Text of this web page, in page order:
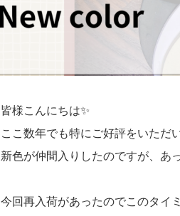
皆様こんにちは✨
ここ数年でも特にご好評をいた
新色が仲間入りしたのですが、あ
今回再入荷があったのでこのタイ